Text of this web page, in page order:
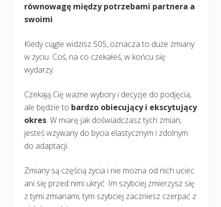
równowagę między potrzebami partnera a
swoimi.
Kiedy ciągle widzisz 505, oznacza to duże zmiany
w życiu. Coś, na co czekałeś, w końcu się
wydarzy.
Czekają Cię ważne wybory i decyzje do podjęcia,
ale będzie to bardzo obiecujący i ekscytujący
okres. W miarę jak doświadczasz tych zmian,
jesteś wzywany do bycia elastycznym i zdolnym
do adaptacji.
Zmiany są częścią życia i nie można od nich uciec
ani się przed nimi ukryć. Im szybciej zmierzysz się
z tymi zmianami, tym szybciej zaczniesz czerpać z